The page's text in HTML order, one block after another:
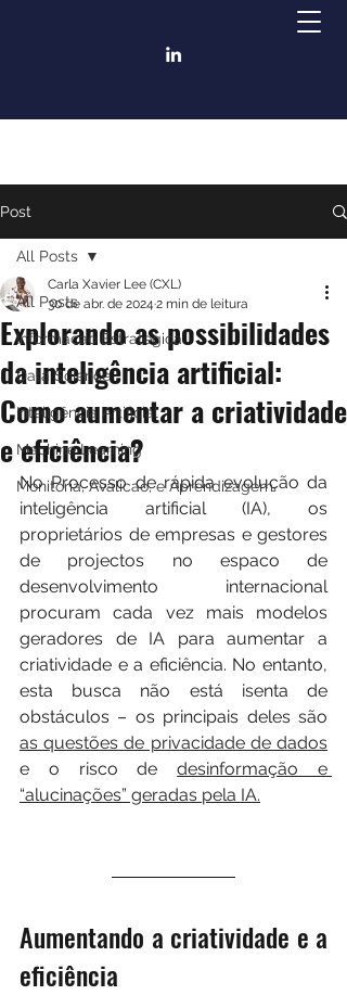
Post
All Posts
Informacao Estrategica
Data Science
Inteligência Artificial
Machine Learning
Monitoria, Avalicao, e Aprendizagem
All Posts
Explorando as possibilidades
da inteligência artificial:
Como aumentar a criatividade
e eficiência?
Carla Xavier Lee (CXL)
30 de abr. de 2024 2 min de leitura
No Processo de rápida evolução da
inteligência artificial (IA), os
proprietários de empresas e gestores
de projectos no espaco de
desenvolvimento internacional
procuram cada vez mais modelos
geradores de IA para aumentar a
criatividade e a eficiência. No entanto,
esta busca não está isenta de
as questões de privacidade de dados
e o risco de desinformação e
“alucinações” geradas pela IA.
Aumentando a criatividade e a
eficiência